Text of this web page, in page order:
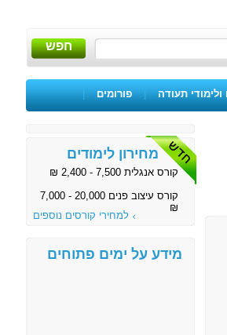
חפש
ולימודי תעודה | פורומים |
מחירון לימודים
קורס אנגלית 7,500 - 2,400 ₪
קורס עיצוב פנים 20,000 - 7,000
₪
למחירי קורסים נוספים
מידע על ימים פתוחים